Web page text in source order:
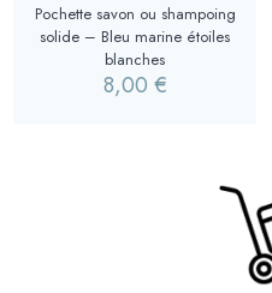
Pochette savon ou shampoing
solide – Bleu marine étoiles
blanches
8,00 €